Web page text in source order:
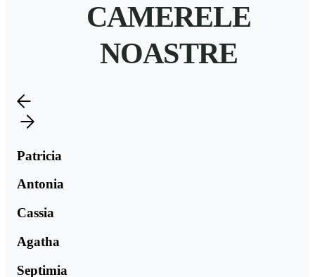
CAMERELE
NOASTRE
Patricia
Antonia
Cassia
Agatha
Septimia